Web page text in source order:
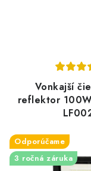
Vonkajší
reflektor
Odporúčame
3 ročná záruka